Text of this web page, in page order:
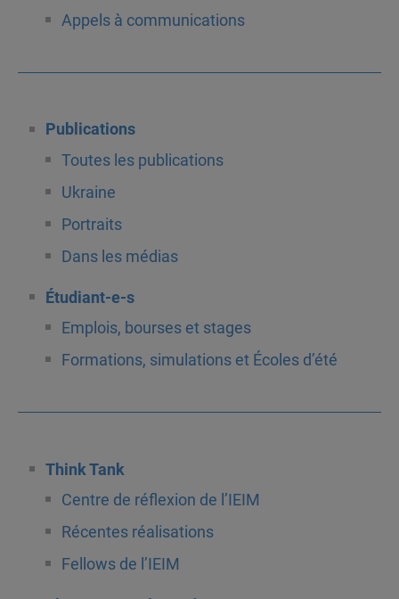
Appels à communications
Publications
Toutes les publications
Ukraine
Portraits
Dans les médias
Étudiant-e-s
Emplois, bourses et stages
Formations, simulations et Écoles d’été
Think Tank
Centre de réflexion de l’IEIM
Récentes réalisations
Fellows de l’IEIM